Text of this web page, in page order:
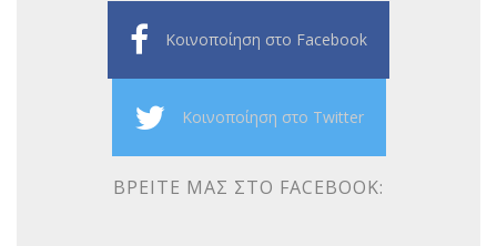
Κοινοποίηση στο Facebook
Κοινοποίηση στο Twitter
ΒΡΕΊΤΕ ΜΑΣ ΣΤΟ FACEBOOK: